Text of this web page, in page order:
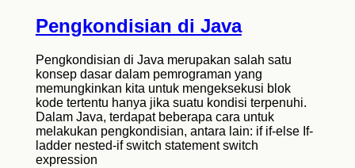
Pengkondisian di Java
Pengkondisian di Java merupakan salah satu
konsep dasar dalam pemrograman yang
memungkinkan kita untuk mengeksekusi blok
kode tertentu hanya jika suatu kondisi terpenuhi.
Dalam Java, terdapat beberapa cara untuk
melakukan pengkondisian, antara lain: if if-else If-
ladder nested-if switch statement switch
expression